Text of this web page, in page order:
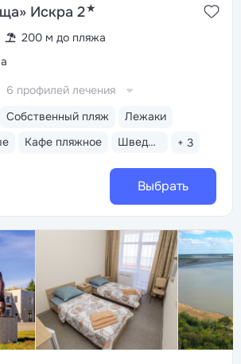
Искра 2★
200 м до пляжа
Собственный пляж
Лежаки
Кафе пляжное Шведский стол + 3
6 профилей лечения
Выбрать